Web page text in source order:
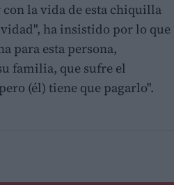
la vida de esta chiquilla
ha insistido por lo que
para esta persona,
familia, que sufre el
(él) tiene que pagarlo".